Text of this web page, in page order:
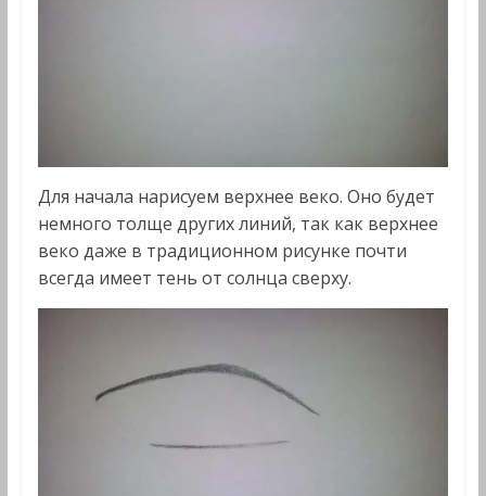
Для начала нарисуем верхнее веко. Оно будет
немного толще других линий, так как верхнее
веко даже в традиционном рисунке почти
всегда имеет тень от солнца сверху.